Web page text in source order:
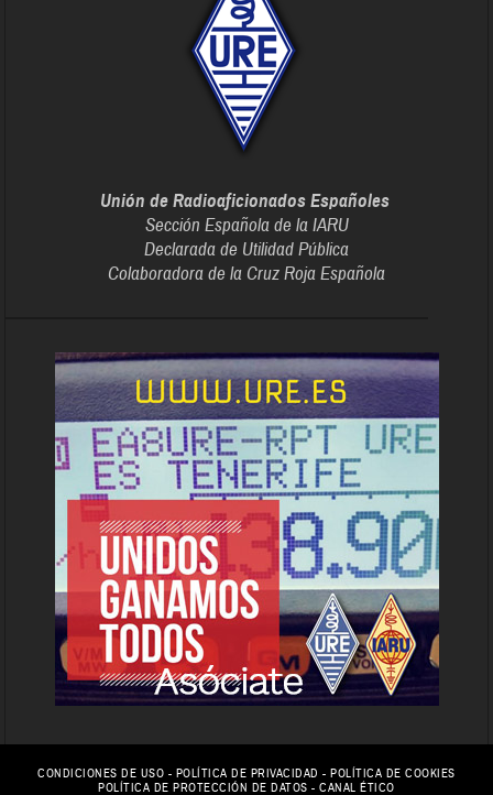
Unión de Radioaficionados Españoles
Sección Española de la IARU
Declarada de Utilidad Pública
Colaboradora de la Cruz Roja Española
CONDICIONES DE USO - POLÍTICA DE PRIVACIDAD -POLÍTICA DE COOKIES
POLÍTICA DE PROTECCIÓN DE DATOS -CANAL ÉTICO